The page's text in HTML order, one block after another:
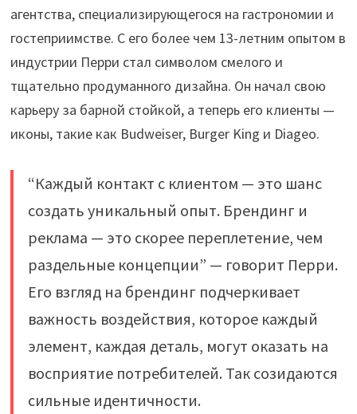
агентства, специализирующегося на гастрономии и
гостеприимстве. С его более чем 13-летним опытом в
индустрии Перри стал символом смелого и
тщательно продуманного дизайна. Он начал свою
карьеру за барной стойкой, а теперь его клиенты —
иконы, такие как Budweiser, Burger King и Diageo.
“Каждый контакт с клиентом — это шанс
создать уникальный опыт. Брендинг и
реклама — это скорее переплетение, чем
раздельные концепции” — говорит Перри.
Его взгляд на брендинг подчеркивает
важность воздействия, которое каждый
элемент, каждая деталь, могут оказать на
восприятие потребителей. Так созидаются
сильные идентичности.